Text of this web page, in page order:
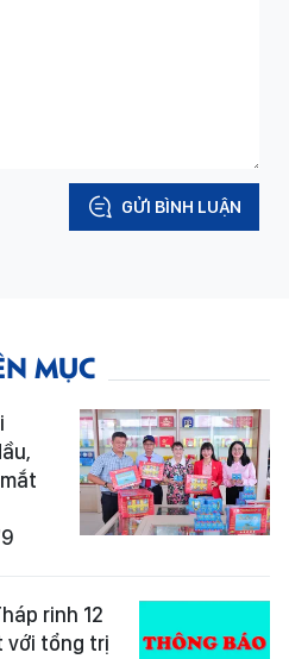
GỬI BÌNH LUẬN
MỤC
rinh 12
với tổng trị